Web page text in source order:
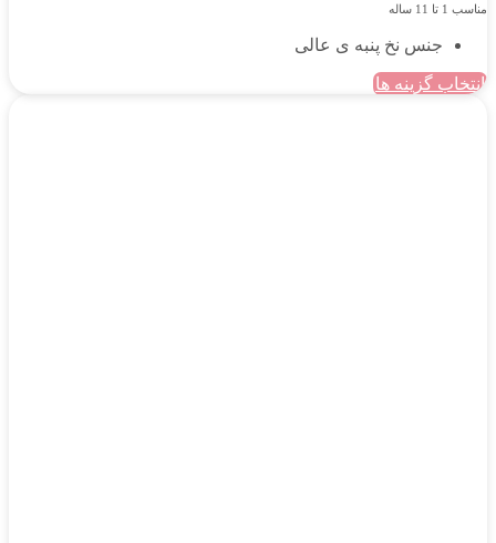
مناسب 1 تا 11 ساله
جنس نخ پنبه ی عالی
انتخاب گزینه ها